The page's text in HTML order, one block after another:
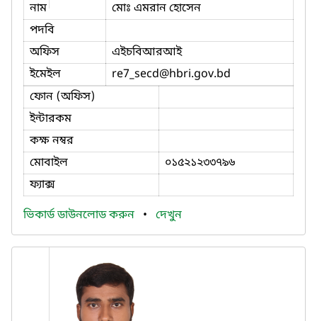
নাম
মোঃ এমরান হোসেন
পদবি
অফিস
এইচবিআরআই
ইমেইল
re7_secd@hbri.gov.bd
ফোন (অফিস)
ইন্টারকম
কক্ষ নম্বর
মোবাইল
০১৫২১২৩৩৭৯৬
ফ্যাক্স
ভিকার্ড ডাউনলোড করুন • দেখুন